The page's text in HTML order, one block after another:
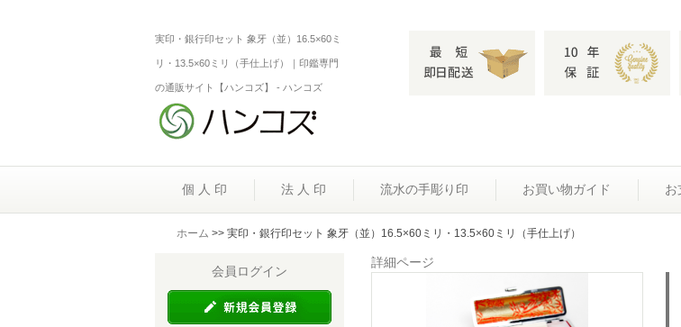
実印・銀行印セット 象牙（並）16.5×60ミ
リ・13.5×60ミリ（手仕上げ）｜印鑑専門
の通販サイト【ハンコズ】 - ハンコズ
個 人 印 法 人 印 流水の手彫り印 お買い物ガイド お
ホーム >> 実印・銀行印セット 象牙（並）16.5×60ミリ・13.5×60ミリ（手仕上げ）
詳細ページ
会員ログイン